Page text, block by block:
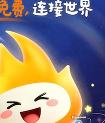
支持[0] 反对[0]
支持[0] 反对
支持[0] 反对[0]